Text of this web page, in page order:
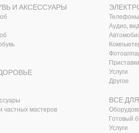
И АКСЕССУАРЫ
частных мастеров
Телефоны
Аудио,
Услуги
Другое
ВСЕ
Готовый
Услуги